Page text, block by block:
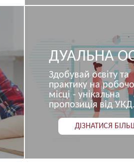
ДІЗНАТИСЯ
ДУАЛЬНА
Здобувай освіту та
практику на
місці - унікальна